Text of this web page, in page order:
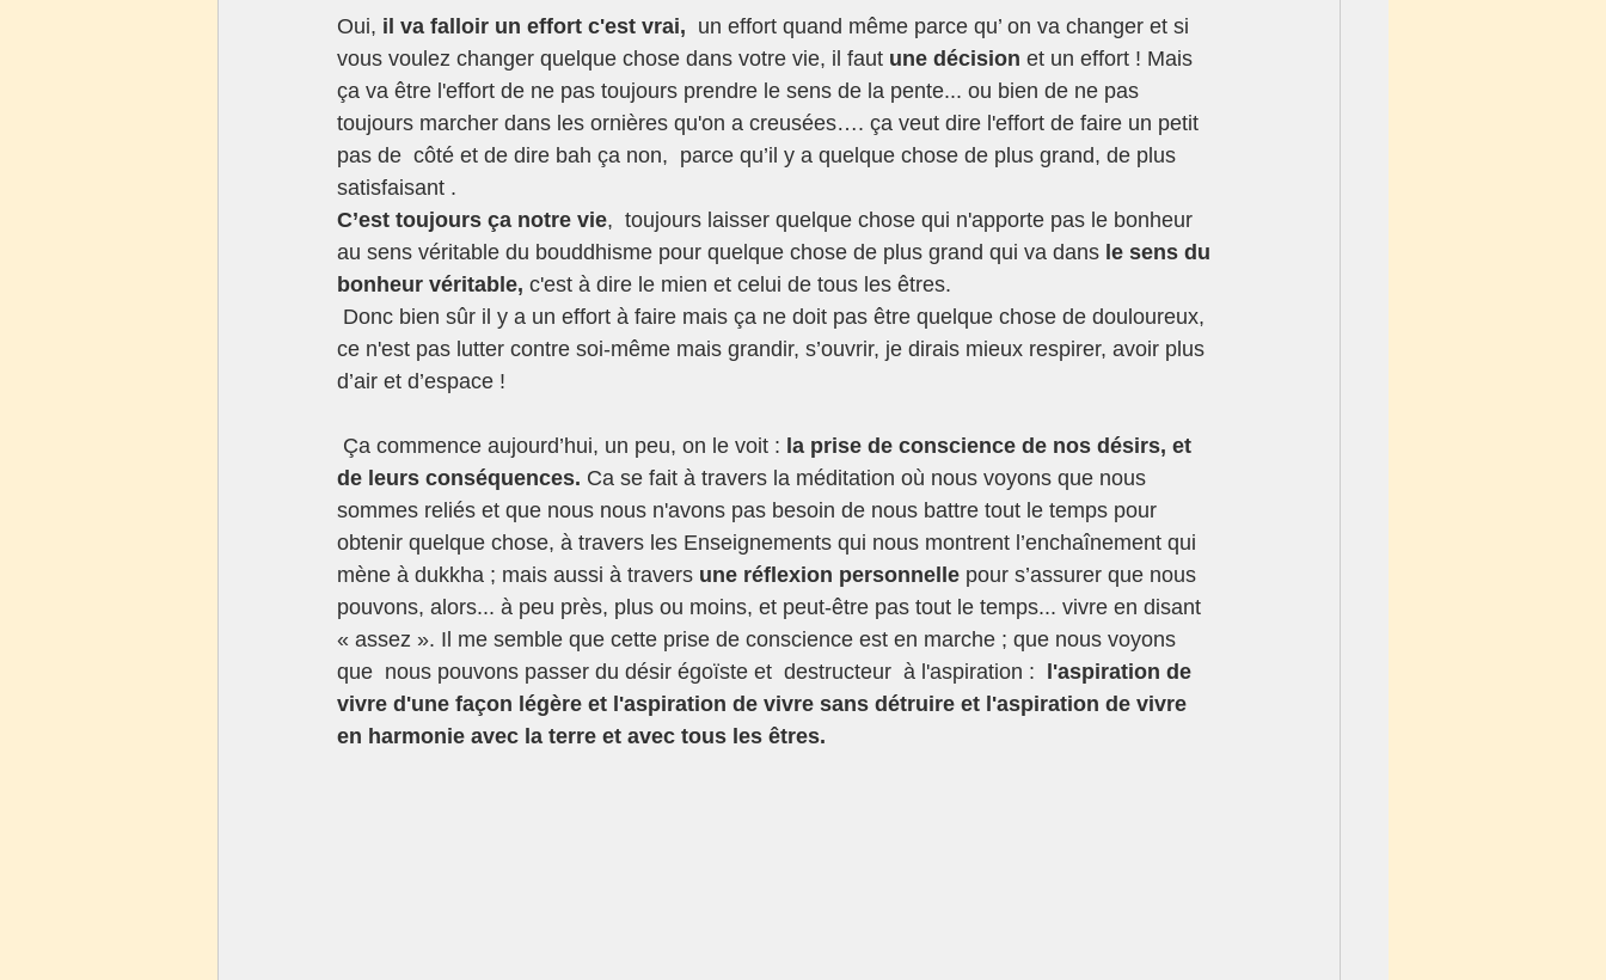
Oui, il va falloir un effort c'est vrai,
  un effort quand même parce qu’ on va changer et si
vous voulez changer quelque chose dans votre vie, il faut une décision et un effort ! Mais
ça va être l'effort de ne pas toujours prendre le sens de la pente... ou bien de ne pas
toujours marcher dans les ornières qu'on a creusées…. ça veut dire l'effort de faire un petit
pas de  côté et de dire bah ça non,  parce qu’il y a quelque chose de plus grand, de plus
satisfaisant .
C’est toujours ça notre vie,  toujours laisser quelque chose qui n'apporte pas le bonheur
au sens véritable du bouddhisme pour quelque chose de plus grand qui va dans le sens du
bonheur véritable, c'est à dire le mien et celui de tous les êtres.
ce n'est pas lutter contre soi-même mais grandir, s’ouvrir, je dirais mieux respirer, avoir plus
d’air et d’espace !
Ça commence aujourd’hui, un peu, on le voit : la prise de conscience de nos désirs, et
de leurs conséquences. Ca se fait à travers la méditation où nous voyons que nous
sommes reliés et que nous nous n'avons pas besoin de nous battre tout le temps pour
obtenir quelque chose, à travers les Enseignements qui nous montrent l’enchaînement qui
mène à dukkha ; mais aussi à travers une réflexion personnelle pour s’assurer que nous
pouvons, alors... à peu près, plus ou moins, et peut-être pas tout le temps... vivre en disant
« assez ». Il me semble que cette prise de conscience est en marche ; que nous voyons
que  nous pouvons passer du désir égoïste et  destructeur  à l'aspiration : l'aspiration de
vivre d'une façon légère et l'aspiration de vivre sans détruire et l'aspiration de vivre
en harmonie avec la terre et avec tous les êtres.